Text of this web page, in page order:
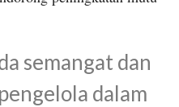
semangat dan
dalam